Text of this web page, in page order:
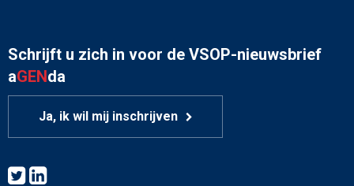
Schrijft u zich in voor de VSOP-nieuwsbrief
aGENda
Ja, ik wil mij inschrijven